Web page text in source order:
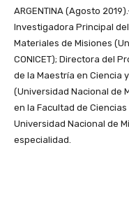
ARGENTINA (Agosto
Investigadora Principal
Materiales de Misiones
CONICET); Directora del
de la Maestría en Ciencia
(Universidad Nacional de
en la Facultad de
Universidad Nacional de
especialidad.